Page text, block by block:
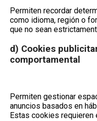
Permiten recordar
como idioma, región o
que no sean
d) Cookies
comportamental
Permiten gestionar
anuncios basados en
Estas cookies